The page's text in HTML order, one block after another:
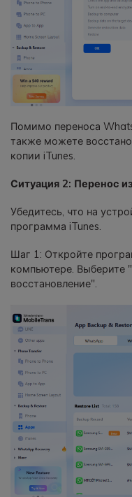
Помимо переноса
также можете
копии iTunes.
Ситуация 2: Перенос
Убедитесь, что на
программа iTunes.
Шаг 1: Откройте
компьютере. Выберите
восстановление".